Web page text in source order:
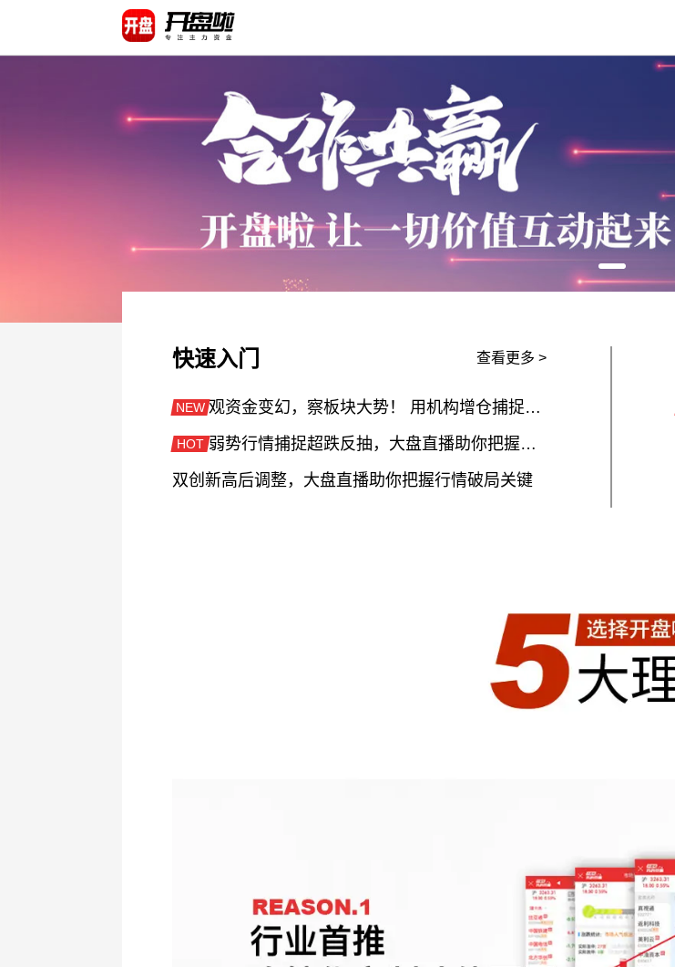
快速入门 查看更多 >
NEW 观资金变幻，察板块大势！ 用机构增仓捕捉板块风向变化
HOT
弱势行情捕捉超跌反抽，大盘直播助你把握市场节奏
双创新高后调整，大盘直播助你把握行情破局关键